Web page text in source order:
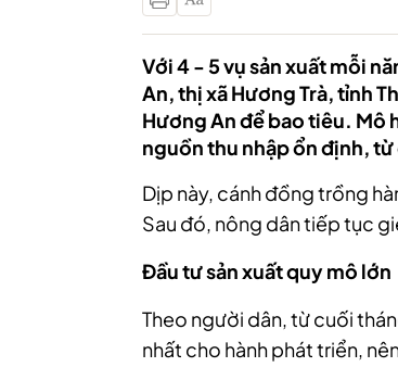
Với 4 - 5 vụ sản xuất mỗi
An, thị xã Hương Trà, tỉnh
Hương An để bao tiêu. Mô
nguồn thu nhập ổn định,
Dịp này, cánh đồng trồng
Sau đó, nông dân tiếp tục
Đầu tư sản xuất quy mô lớn
Theo người dân, từ cuối
nhất cho hành phát triển,